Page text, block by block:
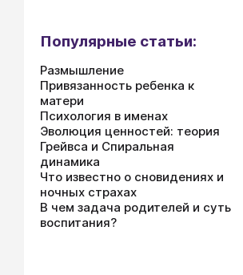
Популярные статьи:
Размышление
Привязанность ребенка к
матери
Психология в именах
Эволюция ценностей: теория
Грейвса и Спиральная
динамика
Что известно о сновидениях и
ночных страхах
В чем задача родителей и суть
воспитания?